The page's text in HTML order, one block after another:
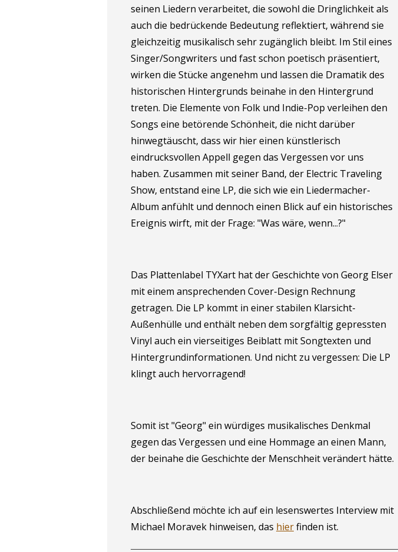
seinen Liedern verarbeitet, die sowohl die Dringlichkeit als
auch die bedrückende Bedeutung reflektiert, während sie
gleichzeitig musikalisch sehr zugänglich bleibt. Im Stil eines
Singer/Songwriters und fast schon poetisch präsentiert,
wirken die Stücke angenehm und lassen die Dramatik des
historischen Hintergrunds beinahe in den Hintergrund
treten. Die Elemente von Folk und Indie-Pop verleihen den
Songs eine betörende Schönheit, die nicht darüber
hinwegtäuscht, dass wir hier einen künstlerisch
eindrucksvollen Appell gegen das Vergessen vor uns
haben. Zusammen mit seiner Band, der Electric Traveling
Show, entstand eine LP, die sich wie ein Liedermacher-
Album anfühlt und dennoch einen Blick auf ein historisches
Ereignis wirft, mit der Frage: "Was wäre, wenn...?"
Das Plattenlabel TYXart hat der Geschichte von Georg Elser
mit einem ansprechenden Cover-Design Rechnung
getragen. Die LP kommt in einer stabilen Klarsicht-
Außenhülle und enthält neben dem sorgfältig gepressten
Vinyl auch ein vierseitiges Beiblatt mit Songtexten und
Hintergrundinformationen. Und nicht zu vergessen: Die LP
klingt auch hervorragend!
Somit ist "Georg" ein würdiges musikalisches Denkmal
gegen das Vergessen und eine Hommage an einen Mann,
der beinahe die Geschichte der Menschheit verändert hätte.
Abschließend möchte ich auf ein lesenswertes Interview mit
Michael Moravek hinweisen, das hierfinden ist.